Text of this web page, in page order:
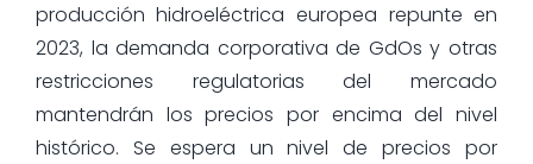
producción hidroeléctrica europea repunte en
2023, la demanda corporativa de GdOs y otras
restricciones regulatorias del mercado
mantendrán los precios por encima del nivel
histórico. Se espera un nivel de precios por